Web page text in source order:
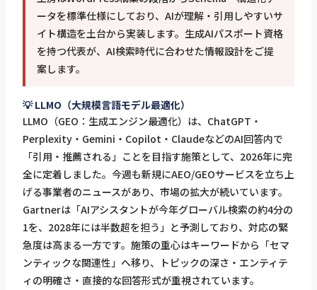
ータを標準仕様にしており、AIが理解・引用しやすいサ
イト構造を土台から実装します。生成AIパスポート資格
を持つ代表が、AI検索時代に合わせた情報設計をご提
案します。
💡 LLMO（大規模言語モデル最適化）
LLMO（GEO：生成エンジン最適化）は、ChatGPT・
Perplexity・Gemini・Copilot・ClaudeなどのAI回答内で
「引用・推薦される」ことを目指す施策として、2026年に完
全に定着しました。今週も新規にAEO/GEOサービスを立ち上
げる事業者のニュースがあり、市場の拡大が続いています。
Gartnerは「AIアシスタントが今年グローバル検索の約4分の
1を、2028年には半数超を担う」と予測しており、対応の緊
急度は高まる一方です。施策の重心はキーワードから「セマ
ンティックな関連性」へ移り、トピックの深さ・エンティテ
ィの明確さ・直接的な回答形式が重視されています。